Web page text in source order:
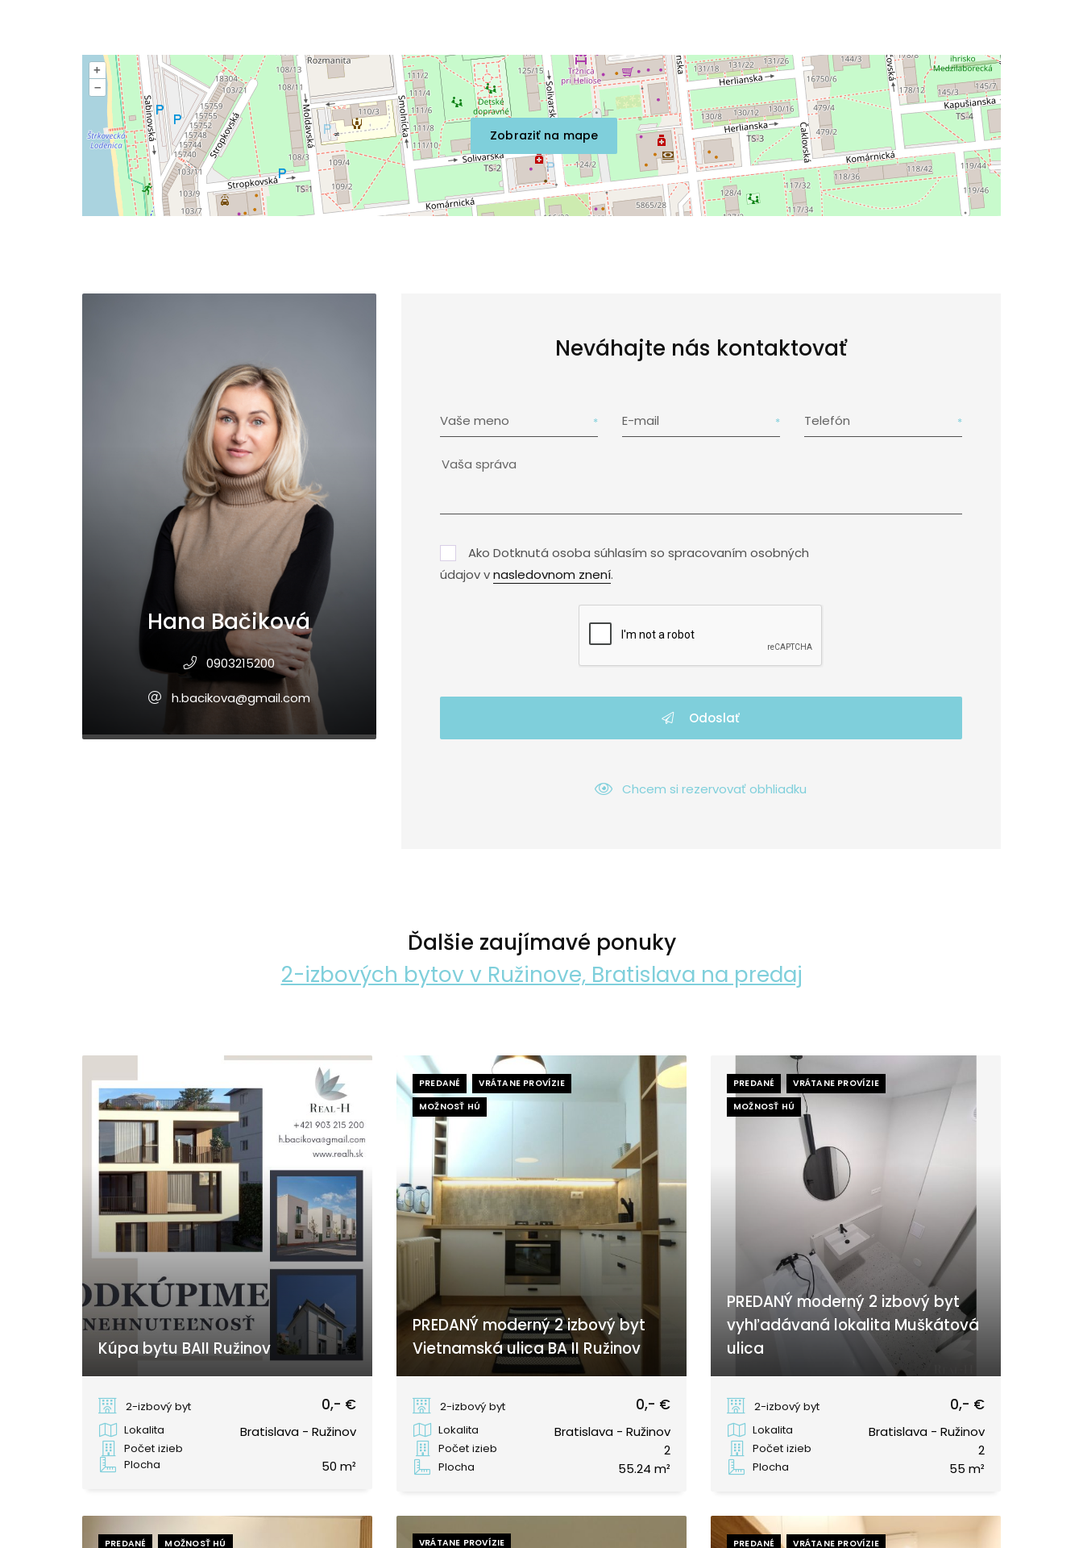
Zobraziť na mape
+
–
Hana Bačiková
0903215200
h.bacikova@gmail.com
Neváhajte nás kontaktovať
Vaše meno E-mail Telefón
Ako Dotknutá osoba súhlasím so spracovaním osobných
údajov vnasledovnom znení.
Odoslať
Chcem si rezervovať obhliadku
Ďalšie zaujímavé ponuky
2-izbových bytov v Ružinove, Bratislava na predaj
Kúpa bytu BAII Ružinov
2-izbový byt
0,- €
Lokalita Bratislava - Ružinov
Počet izieb
Plocha
50 m²
PREDANÉ
VRÁTANE PROVÍZIE
MOŽNOSŤ HÚ
PREDANÝ moderný 2 izbový byt
Vietnamská ulica BA II Ružinov
2-izbový byt
0,- €
Lokalita Bratislava - Ružinov
Počet izieb 2
Plocha 55.24 m²
PREDANÉ
VRÁTANE PROVÍZIE
MOŽNOSŤ HÚ
PREDANÝ moderný 2 izbový byt
vyhľadávaná lokalita Muškátová
ulica
2-izbový byt
0,- €
Lokalita Bratislava - Ružinov
Počet izieb 2
Plocha 55 m²
PREDANÉ MOŽNOSŤ HÚ VRÁTANE PROVÍZIE PREDANÉ VRÁTANE PROVÍZIE